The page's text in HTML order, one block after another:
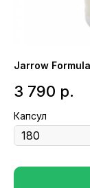
Jarrow
3 790 р.
Капсул